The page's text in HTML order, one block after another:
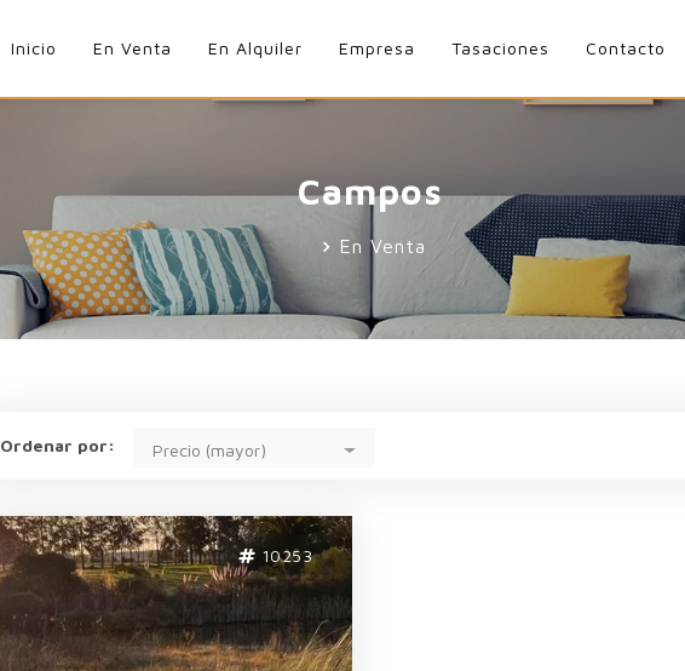
Inicio En Venta En Alquiler Empresa Tasaciones Contacto
Campos
En Venta
Ordenar por: Precio (mayor)
10253